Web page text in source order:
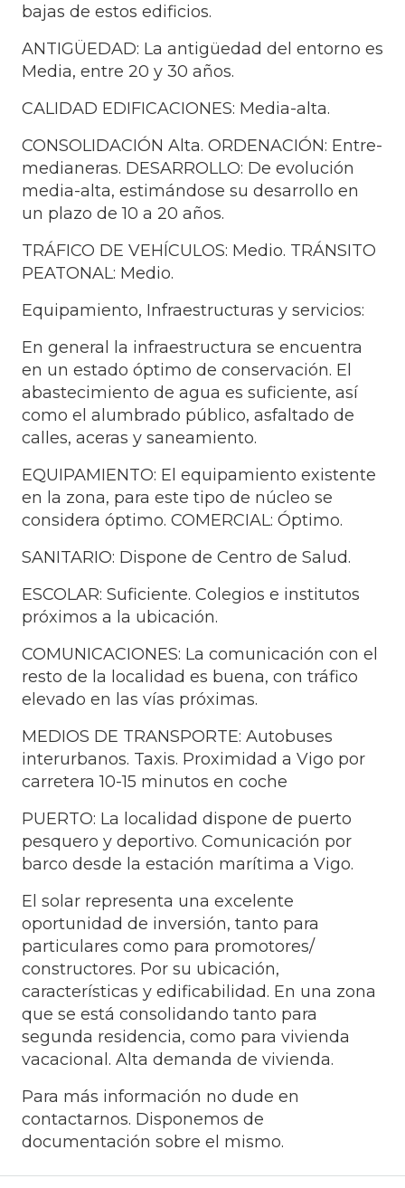
bajas de estos edificios.
ANTIGÜEDAD: La antigüedad del entorno es
Media, entre 20 y 30 años.
CALIDAD EDIFICACIONES: Media-alta.
CONSOLIDACIÓN Alta. ORDENACIÓN: Entre-
medianeras. DESARROLLO: De evolución
media-alta, estimándose su desarrollo en
un plazo de 10 a 20 años.
TRÁFICO DE VEHÍCULOS: Medio. TRÁNSITO
PEATONAL: Medio.
Equipamiento, Infraestructuras y servicios:
En general la infraestructura se encuentra
en un estado óptimo de conservación. El
abastecimiento de agua es suficiente, así
como el alumbrado público, asfaltado de
calles, aceras y saneamiento.
EQUIPAMIENTO: El equipamiento existente
en la zona, para este tipo de núcleo se
considera óptimo. COMERCIAL: Óptimo.
SANITARIO: Dispone de Centro de Salud.
ESCOLAR: Suficiente. Colegios e institutos
próximos a la ubicación.
COMUNICACIONES: La comunicación con el
resto de la localidad es buena, con tráfico
elevado en las vías próximas.
MEDIOS DE TRANSPORTE: Autobuses
interurbanos. Taxis. Proximidad a Vigo por
carretera 10-15 minutos en coche
PUERTO: La localidad dispone de puerto
pesquero y deportivo. Comunicación por
barco desde la estación marítima a Vigo.
El solar representa una excelente
oportunidad de inversión, tanto para
particulares como para promotores/
constructores. Por su ubicación,
características y edificabilidad. En una zona
que se está consolidando tanto para
segunda residencia, como para vivienda
vacacional. Alta demanda de vivienda.
Para más información no dude en
contactarnos. Disponemos de
documentación sobre el mismo.